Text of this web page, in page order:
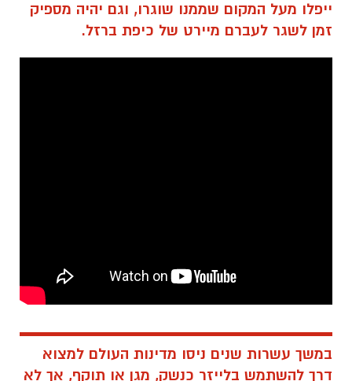
ייפלו מעל המקום שממנו שוגרו, וגם יהיה מספיק
זמן לשגר לעברם מיירט של כיפת ברזל.
במשך עשרות שנים ניסו מדינות העולם למצוא
דרך להשתמש בלייזר כנשק, מגן או תוקף, אך לא